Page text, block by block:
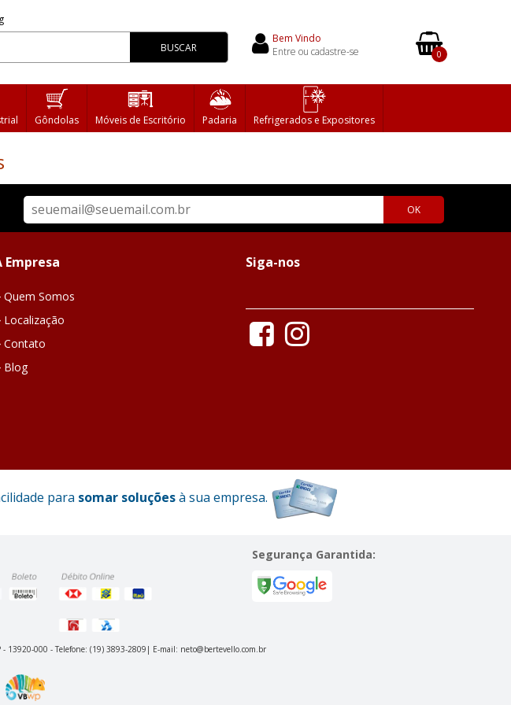
BUSCAR 0
Bem Vindo
Entre ou cadastre-se
Gôndolas Móveis de Escritório Padaria Refrigerados e Expositores
OK
Empresa
Quem Somos
Localização
Contato
Blog
Siga-nos
para somar soluçõesà sua empresa.
Segurança Garantida:
13920-000 - Telefone: (19) 3893-2809| E-mail: neto@bertevello.com.br